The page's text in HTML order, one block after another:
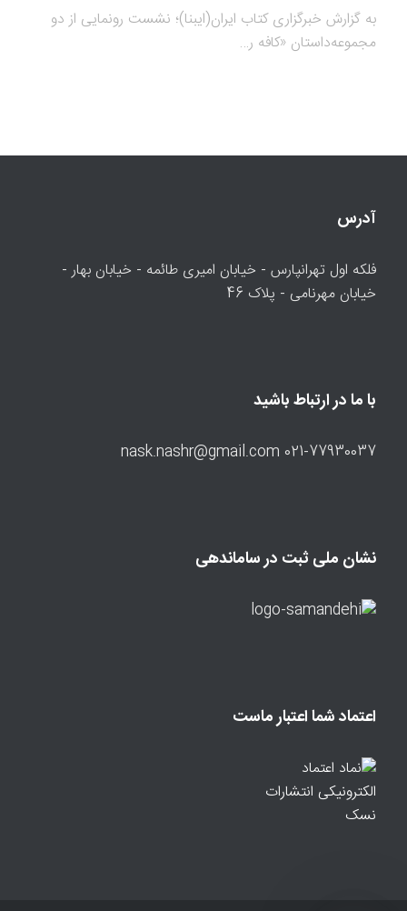
به گزارش خبرگزاری کتاب ایران(ایبنا)؛ نشست رونمایی از دو
مجموعه‌داستان «کافه ر…
آدرس
فلکه اول تهرانپارس - خیابان امیری طائمه - خیابان بهار -
خیابان مهرنامی - پلاک 46
با ما در ارتباط باشید
021-77930037 nask.nashr@gmail.com
نشان ملی ثبت در ساماندهی
اعتماد شما اعتبار ماست